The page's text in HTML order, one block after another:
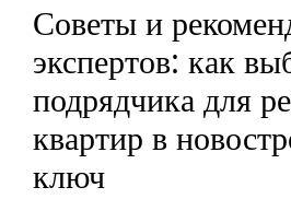
Советы и
экспертов: как
подрядчика для
квартир в
ключ